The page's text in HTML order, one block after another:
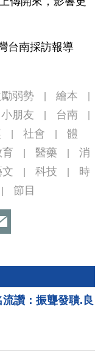
台南採訪報導
弱勢 繪本
小朋友 台南
社會
體
育 醫藥
消
文 科技
時
節目
讚：振聾發聵.良